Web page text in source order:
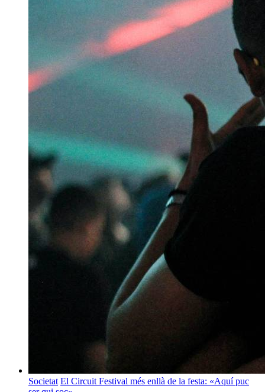
Societat El Circuit Festival més enllà de la festa: «Aquí puc